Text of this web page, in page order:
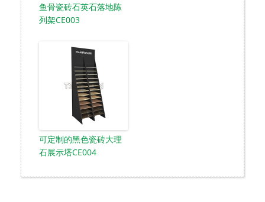
鱼骨瓷砖石英石落地陈
列架CE003
可定制的黑色瓷砖大理
石展示塔CE004